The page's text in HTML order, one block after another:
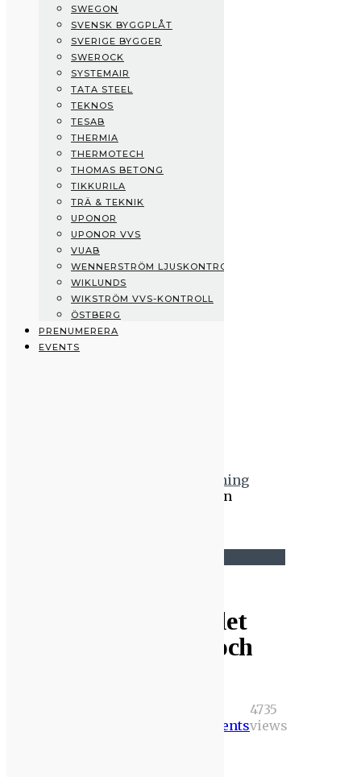
Swisspearl
Swegon
Svensk Byggplåt
Sverige Bygger
Swerock
Systemair
Tata Steel
Teknos
Tesab
Thermia
Thermotech
Thomas Betong
Tikkurila
Trä & Teknik
Uponor
Uponor VVS
vuab
Wennerström Ljuskontroll
Wiklunds
Wikström VVS-Kontroll
Östberg
Prenumerera
Belysning
Mer ljus på samspelet mellan
Mer ljus på samspelet
mellan dygnsrytm och
Comments
4735
views
SWEGON
SVENSK BYGGPLÅT
SVERIGE BYGGER
SWEROCK
SYSTEMAIR
TATA STEEL
TEKNOS
TESAB
THERMIA
THERMOTECH
THOMAS BETONG
TIKKURILA
TRÄ & TEKNIK
UPONOR
UPONOR VVS
VUAB
WENNERSTRÖM LJUSKONTROLL
WIKLUNDS
WIKSTRÖM VVS-KONTROLL
ÖSTBERG
PRENUMERERA
EVENTS